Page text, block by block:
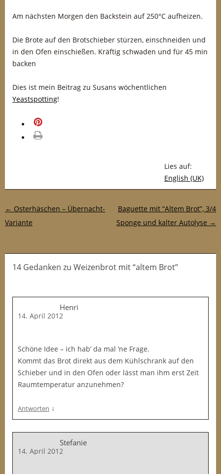
Am nächsten Morgen den Backstein auf 250°C aufheizen.
Die Brote auf den Brotschieber stürzen, einschneiden und
in den Ofen einschießen. Kräftig schwaden und für 45 min
backen
Dies ist mein Beitrag zu Susans wöchentlichen
Yeastspotting!
Lies auf:
English (UK)
Post-Navigation
← Osterhäschen – Übernacht-
Variante
Baguette mit “Altem Brot”, 3/4
Sponge und kalter Autolyse →
14 Gedanken zu Weizenbrot mit “altem Brot”
Henri
14. April 2012
Schöne Idee – ich hab’ da mal ‘ne Frage.
Kommt das Brot direkt aus dem Kühlschrank auf den
Schieber und in den Ofen oder lässt man ihm erst Zeit
Raumtemperatur anzunehmen?
Antworten ↓
Stefanie
14. April 2012